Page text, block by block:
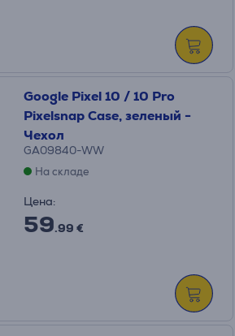
Google Pixel 10 / 10 Pro
Pixelsnap Case, зеленый -
Чехол
GA09840-WW
На складе
Цена:
59.99 €